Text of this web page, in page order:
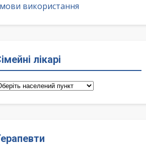
використання
лікарі